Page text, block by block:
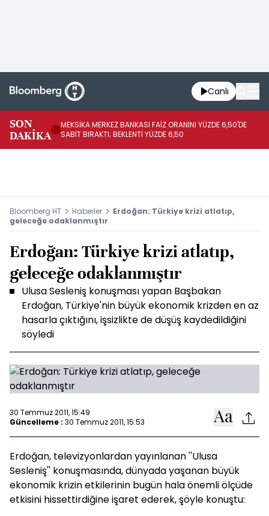
Canlı
SON
DAKİKA
MEKSİKA MERKEZ BANKASI FAİZ ORANINI YÜZDE 6,50'DE
SABİT BIRAKTI; BEKLENTİ YÜZDE 6,50
Bloomberg HT Haberler
Erdoğan: Türkiye krizi atlatıp,
geleceğe odaklanmıştır
Erdoğan: Türkiye krizi atlatıp,
geleceğe odaklanmıştır
Ulusa Sesleniş konuşması yapan Başbakan
Erdoğan, Türkiye'nin büyük ekonomik krizden en az
hasarla çıktığını, işsizlikte de düşüş kaydedildiğini
söyledi
30 Temmuz 2011, 15:49
Güncelleme : 30 Temmuz 2011, 15:53
Erdoğan, televizyonlardan yayınlanan ''Ulusa
Sesleniş'' konuşmasında, dünyada yaşanan büyük
ekonomik krizin etkilerinin bugün hala önemli ölçüde
etkisini hissettirdiğine işaret ederek, şöyle konuştu: